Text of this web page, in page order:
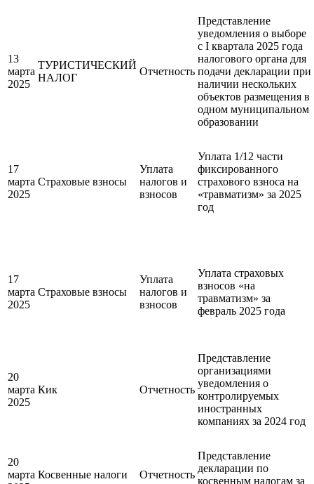
13
марта
2025
ТУРИСТИЧЕСКИЙ
НАЛОГ
Отчетность
Представление
уведомления о выборе
с I квартала 2025 года
налогового органа для
подачи декларации при
наличии нескольких
объектов размещения в
одном муниципальном
образовании
17
марта
2025
Страховые взносы
Уплата
налогов и
взносов
Уплата 1/12 части
фиксированного
страхового взноса на
«травматизм» за 2025
год
17
марта
2025
Страховые взносы
Уплата
налогов и
взносов
Уплата страховых
взносов «на
травматизм» за
февраль 2025 года
20
марта
2025
Кик Отчетность
Представление
организациями
уведомления о
контролируемых
иностранных
компаниях за 2024 год
20
марта Косвенные налоги Отчетность
Представление
декларации по
косвенным налогам за